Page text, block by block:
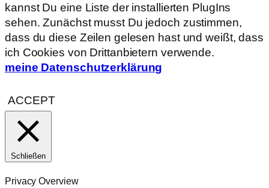
kannst Du eine Liste der installierten PlugIns
sehen. Zunächst musst Du jedoch zustimmen,
dass du diese Zeilen gelesen hast und weißt, dass
ich Cookies von Drittanbietern verwende.
meine Datenschutzerklärung
ACCEPT
Schließen
Privacy Overview